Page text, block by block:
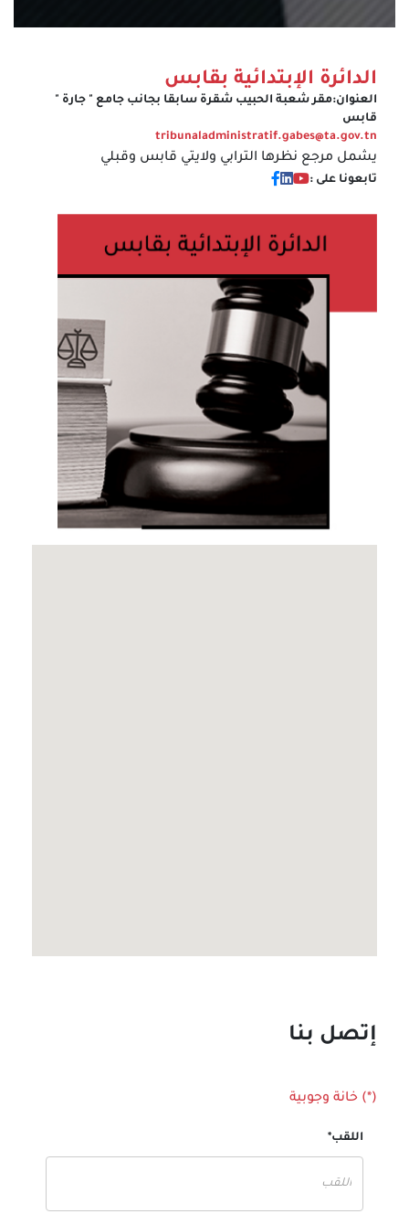
الدائرة الإبتدائية بقابس
العنوان:مقر شعبة الحبيب شقرة سابقا بجانب جامع " جارة "
قابس
tribunaladministratif.gabes@ta.gov.tn
يشمل مرجع نظرها الترابي ولايتي قابس وقبلي
تابعونا على :
إتصل بنا
(*) خانة وجوبية
اللقب*